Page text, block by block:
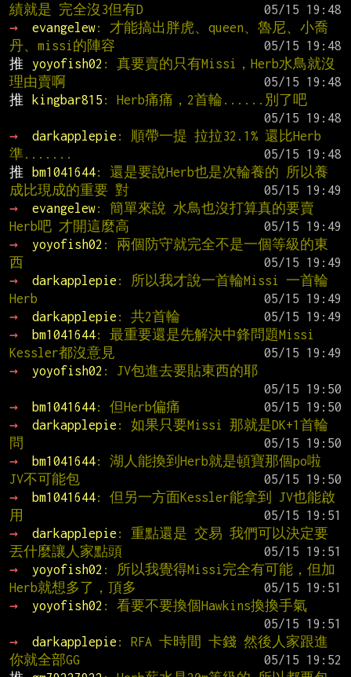
績就是 完全沒3但有D
→
evangelew: 才能搞出胖虎、queen、魯尼、小喬
丹、missi的陣容
推
yoyofish02 : 真要賣的只有Missi，Herb水鳥就沒
理由賣啊
推
kingbar815 : Herb痛痛，2首輪......別了吧
→
darkapplepie : 順帶一提 拉拉32.1% 還比Herb
準.......
推
bm1041644: 還是要說Herb也是次輪養的 所以養
成比現成的重要 對
→
evangelew: 簡單來說 水鳥也沒打算真的要賣
Herb吧 才開這麼高
→
yoyofish02 : 兩個防守就完全不是一個等級的東
西
→
darkapplepie : 所以我才說一首輪Missi 一首輪
Herb
→
darkapplepie : 共2首輪
→
bm1041644: 最重要還是先解決中鋒問題Missi
Kessler都沒意見
→
yoyofish02 : JV包進去要貼東西的耶
→
bm1041644: 但Herb偏痛
→
darkapplepie : 如果只要Missi 那就是DK+1首輪
問
→
bm1041644: 湖人能換到Herb就是頓寶那個po啦
JV不可能包
→
bm1041644: 但另一方面Kessler能拿到 JV也能啟
用
→
darkapplepie : 重點還是 交易 我們可以決定要
丟什麼讓人家點頭
→
yoyofish02 : 所以我覺得Missi完全有可能，但加
Herb就想多了，頂多
→
yoyofish02 : 看要不要換個Hawkins換換手氣
→
darkapplepie : RFA 卡時間 卡錢 然後人家跟進
你就全部GG